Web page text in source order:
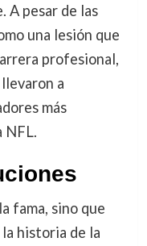
A pesar de las
una lesión que
profesional,
a
más
NFL.
fama, sino que
historia de la